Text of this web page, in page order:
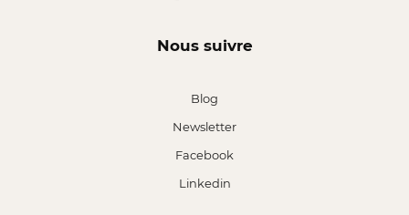
Nous suivre
Blog
Newsletter
Facebook
Linkedin